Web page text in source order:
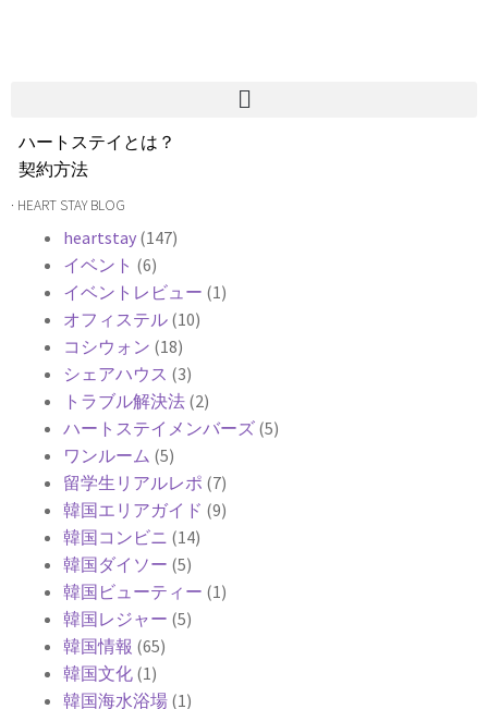
ハートステイとは？
契約方法
韓国不動産情報
よくある質問
Heartee
· HEART STAY BLOG
heartstay (147)
イベント (6)
イベントレビュー (1)
オフィステル (10)
コシウォン (18)
シェアハウス (3)
トラブル解決法 (2)
ハートステイメンバーズ (5)
ワンルーム (5)
留学生リアルレポ (7)
韓国エリアガイド (9)
韓国コンビニ (14)
韓国ダイソー (5)
韓国ビューティー (1)
韓国レジャー (5)
韓国情報 (65)
韓国文化 (1)
韓国海水浴場 (1)